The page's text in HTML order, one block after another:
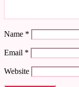
Name *
Email *
Website